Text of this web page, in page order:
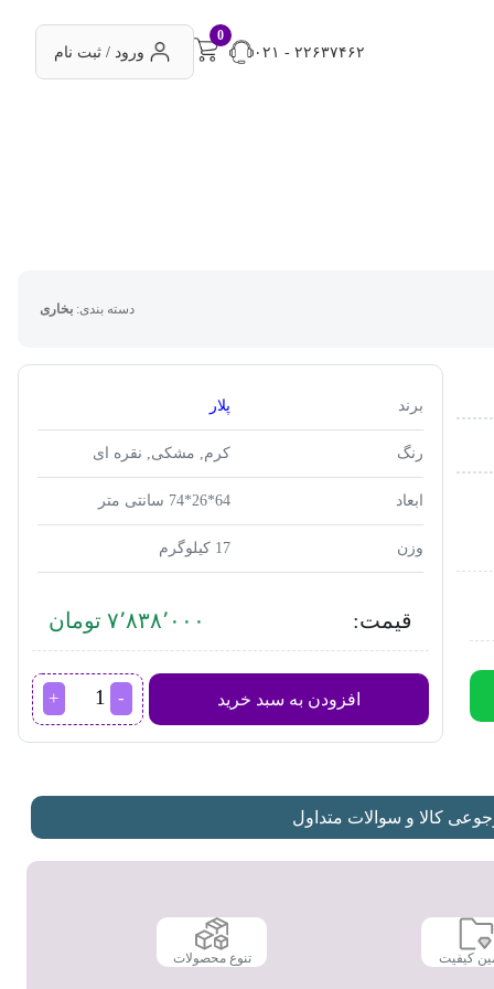
۰۲۱ - ۲۲۶۳۷۴۶۲
0
ورود / ثبت نام
دسته بندی: بخاری
برند پلار
رنگ کرم, مشکی, نقره ای
ابعاد 64*26*74 سانتی متر
وزن 17 کیلوگرم
قیمت: ۷٬۸۳۸٬۰۰۰ تومان
افزودن به سبد خرید
بخاری
بدون
5PN
کالا و سوالات متداول
کیفیت تنوع محصولات